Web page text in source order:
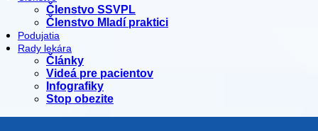
Členstvo SSVPL
Členstvo Mladí praktici
Podujatia
Rady lekára
Články
Videá pre pacientov
Infografiky
Stop obezite